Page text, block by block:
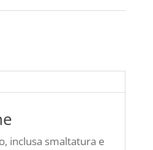
inclusa smaltatura e